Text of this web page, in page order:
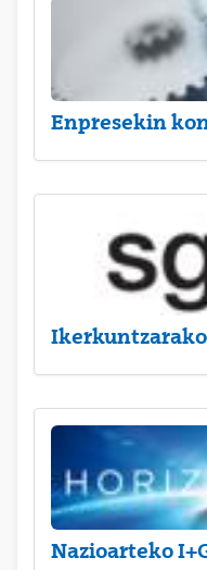
Enpresekin
Nazioarteko